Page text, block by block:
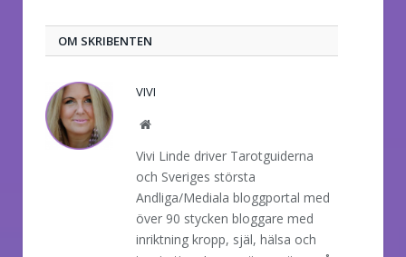
OM SKRIBENTEN
VIVI
Website
Vivi Linde driver Tarotguiderna
och Sveriges största
Andliga/Mediala bloggportal med
över 90 stycken bloggare med
inriktning kropp, själ, hälsa och